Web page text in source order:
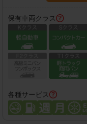
保有車両クラス
各種サービス